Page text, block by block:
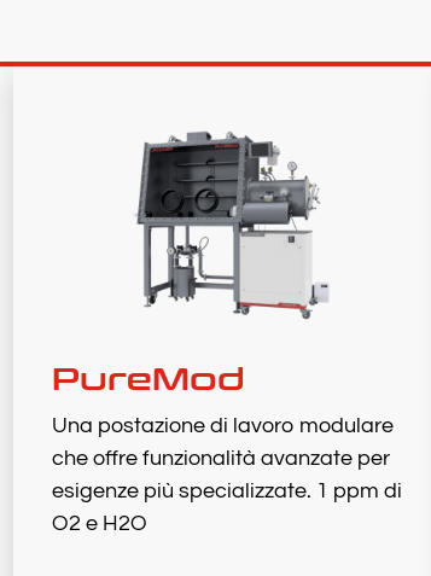
PureMod
Una postazione di lavoro modulare
che offre funzionalità avanzate per
esigenze più specializzate. 1 ppm di
O2 e H2O